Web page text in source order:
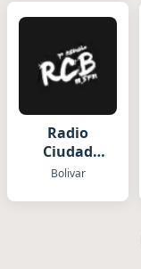
Radio
Ciudad
Bolivar RCB
Bolivar